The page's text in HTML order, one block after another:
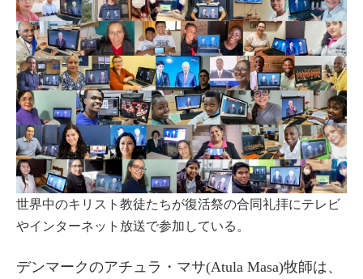
世界中のキリスト教徒たちが復活祭の合同礼拝にテレビ
やインターネット放送で参加している。
デンマークのアチュラ・マサ(Atula Masa)牧師は、